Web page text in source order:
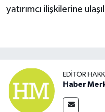
yatırımcı ilişkilerine
EDITÖR
Haber